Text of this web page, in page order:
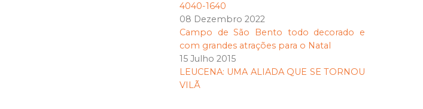
4040-1640
08 Dezembro 2022
Campo de São Bento todo decorado e
com grandes atrações para o Natal
15 Julho 2015
LEUCENA: UMA ALIADA QUE SE TORNOU
VILÃ